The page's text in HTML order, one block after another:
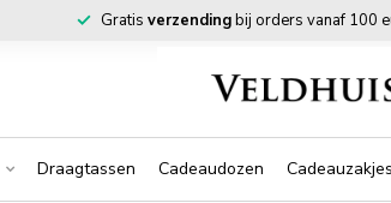
Gratis verzendingbij orders vanaf 100
Draagtassen Cadeaudozen Cadeauzakjes